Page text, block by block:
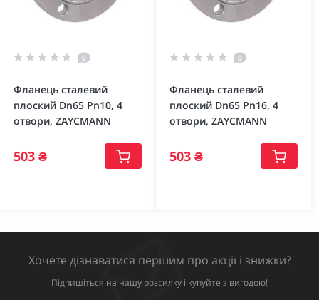
0
Фланець сталевий
плоский Dn65 Pn10, 4
отвори, ZAYCMANN
503 ₴
0
Фланець сталевий
плоский Dn65 Pn16, 4
отвори, ZAYCMANN
503 ₴
Хочете дізнаватися першим про акції і знижки?
Підпишіться на нашу розсилку і купуйте з вигодою!